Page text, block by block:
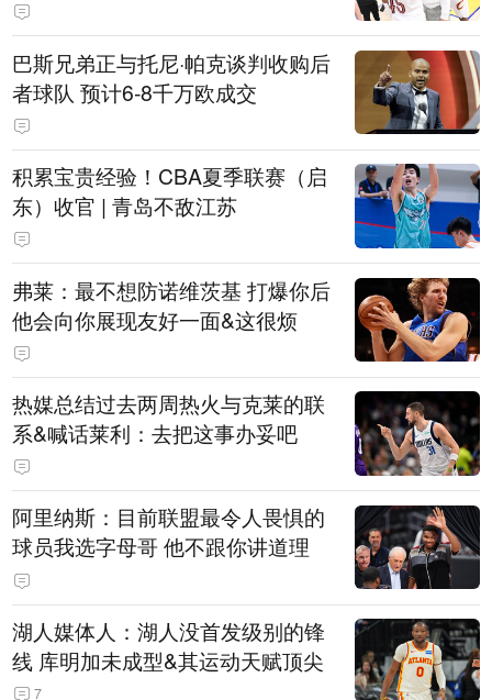
巴斯兄弟正与托尼·帕克谈判收购后
者球队 预计6-8千万欧成交
积累宝贵经验！CBA夏季联赛（启
东）收官 | 青岛不敌江苏
弗莱：最不想防诺维茨基 打爆你后
他会向你展现友好一面&这很烦
热媒总结过去两周热火与克莱的联
系&喊话莱利：去把这事办妥吧
阿里纳斯：目前联盟最令人畏惧的
球员我选字母哥 他不跟你讲道理
湖人媒体人：湖人没首发级别的锋
线 库明加未成型&其运动天赋顶尖
7